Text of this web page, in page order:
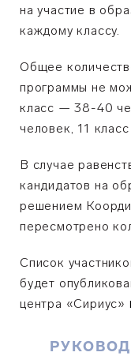
на участие в
каждому классу.
Общее
программы не
класс — 38-40
человек, 11
В случае
кандидатов на
решением
пересмотрено
Список
будет
центра «Сириус»